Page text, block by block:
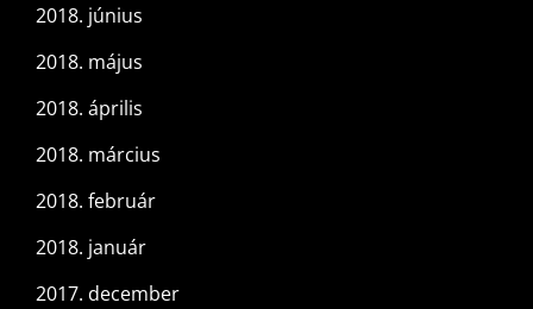
2018. június
2018. május
2018. április
2018. március
2018. február
2018. január
2017. december